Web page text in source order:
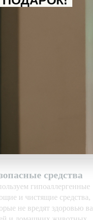
обработки
на получение
средства
гипоаллергенные
и чистящие средства,
не вредят здоровью